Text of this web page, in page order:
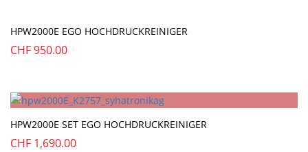
HPW2000E EGO HOCHDRUCKREINIGER
CHF950.00
HPW2000E SET EGO HOCHDRUCKREINIGER
CHF 1,690.00